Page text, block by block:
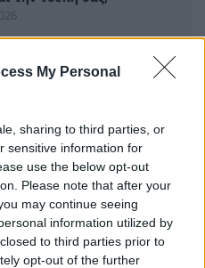
My Personal
sharing to third parties, or
sensitive information for
use the below opt-out
Please note that after your
may continue seeing
information utilized by
to third parties prior to
opt-out of the further
ΑΡΘΡΑ